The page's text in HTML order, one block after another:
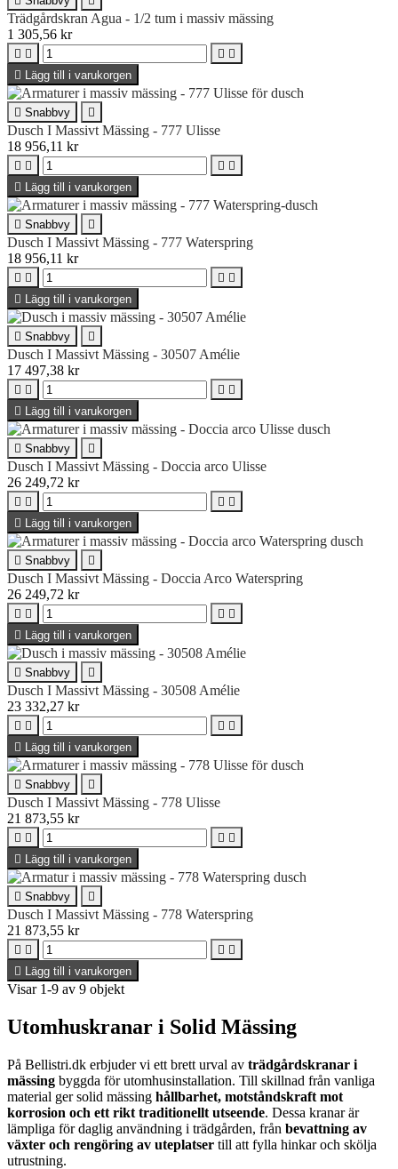
Trädgårdskran Agua - 1/2 tum i massiv mässing
1 305,56 kr
   
 Lägg till i varukorgen
 Snabbvy 
Dusch I Massivt Mässing - 777 Ulisse
18 956,11 kr
   
 Lägg till i varukorgen
 Snabbvy 
Dusch I Massivt Mässing - 777 Waterspring
18 956,11 kr
   
 Lägg till i varukorgen
 Snabbvy 
Dusch I Massivt Mässing - 30507 Amélie
17 497,38 kr
   
 Lägg till i varukorgen
 Snabbvy 
Dusch I Massivt Mässing - Doccia arco Ulisse
26 249,72 kr
   
 Lägg till i varukorgen
 Snabbvy 
Dusch I Massivt Mässing - Doccia Arco Waterspring
26 249,72 kr
   
 Lägg till i varukorgen
 Snabbvy 
Dusch I Massivt Mässing - 30508 Amélie
23 332,27 kr
   
 Lägg till i varukorgen
 Snabbvy 
Dusch I Massivt Mässing - 778 Ulisse
21 873,55 kr
   
 Lägg till i varukorgen
 Snabbvy 
Dusch I Massivt Mässing - 778 Waterspring
21 873,55 kr
   
 Lägg till i varukorgen
Visar 1-9 av 9 objekt
Utomhuskranar i Solid Mässing
På Bellistri.dk erbjuder vi ett brett urval av trädgårdskranar i
mässing byggda för utomhusinstallation. Till skillnad från vanliga
material ger solid mässing hållbarhet, motståndskraft mot
korrosion och ett rikt traditionellt utseende. Dessa kranar är
lämpliga för daglig användning i trädgården, från bevattning av
växter och rengöring av uteplatser till att fylla hinkar och skölja
utrustning.